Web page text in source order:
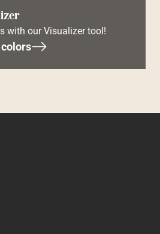
with our Visualizer tool!